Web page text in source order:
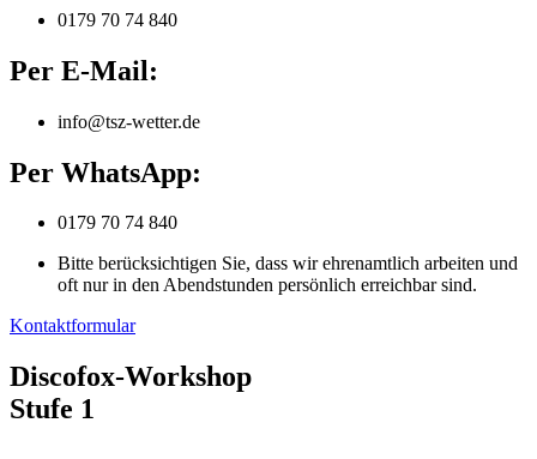
0179 70 74 840
Per E-Mail:
info@tsz-wetter.de
Per WhatsApp:
0179 70 74 840
Bitte berücksichtigen Sie, dass wir ehrenamtlich arbeiten und
oft nur in den Abendstunden persönlich erreichbar sind.
Kontaktformular
Discofox-Workshop
Stufe 1